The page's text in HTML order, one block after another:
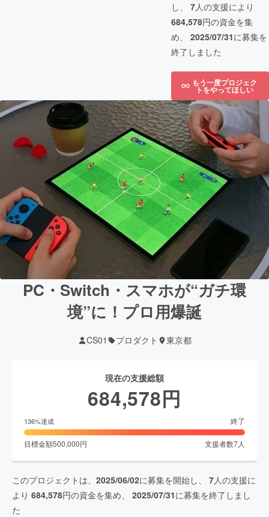
し、 7人の支援により
684,578円の資金を集
め、 2025/07/31に募集を
終了しました
もう一度プロジェク
トをやってほしい
PC・Switch・スマホが“ガチ環
境”に！プロ用爆誕
CS01 プロダクト 東京都
現在の支援総額
684,578円
136%達成 終了
目標金額500,000円 支援者数7人
このプロジェクトは、 2025/06/02に募集を開始し、 7人の支援に
より 684,578円の資金を集め、 2025/07/31に募集を終了しまし
た